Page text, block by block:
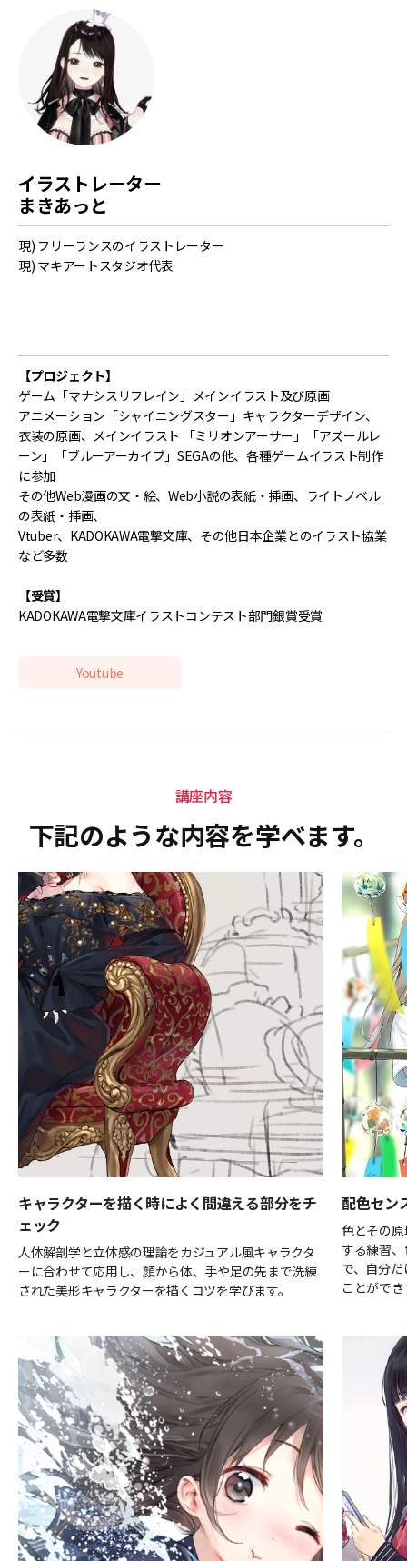
イラストレーター
まきあっと
現) フリーランスのイラストレーター
現) マキアートスタジオ代表
【プロジェクト】
ゲーム「マナシスリフレイン」メインイラスト及び原画
アニメーション「シャイニングスター」キャラクターデザイン、
衣装の原画、メインイラスト 「ミリオンアーサー」「アズールレ
ーン」「ブルーアーカイブ」SEGAの他、各種ゲームイラスト制作
に参加
その他Web漫画の文・絵、Web小説の表紙・挿画、ライトノベル
の表紙・挿画、
Vtuber、KADOKAWA電撃文庫、その他日本企業とのイラスト協業
など多数
【受賞】
KADOKAWA電撃文庫イラストコンテスト部門銀賞受賞
Youtube
講座内容
下記のような内容を学べます。
キャラクターを描く時によく間違える部分をチ
ェック
人体解剖学と立体感の理論をカジュアル風キャラクタ
ーに合わせて応用し、顔から体、手や足の先まで洗練
された美形キャラクターを描くコツを学びます。
配色セン
色とその
する練習
で、自分
ことがで